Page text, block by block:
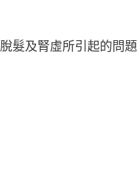
髮及腎虛所引起的問